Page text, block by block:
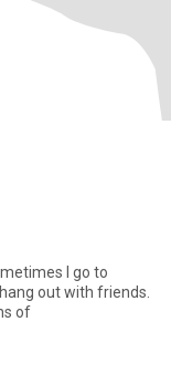
I go to
out with friends.
of